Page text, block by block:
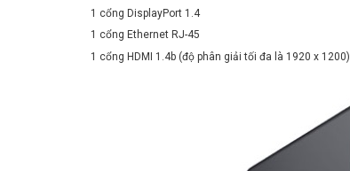
1 cổng DisplayPort 1.4
1 cổng Ethernet RJ-45
1 cổng HDMI 1.4b (độ phân giải tối đa là 1920 x 1200)